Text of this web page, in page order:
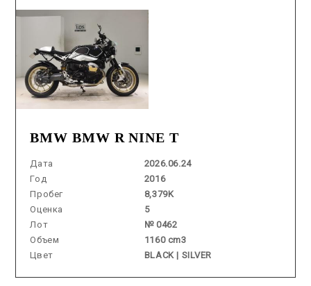
BMW BMW R NINE T
Дата
2026.06.24
Год
2016
Пробег
8,379K
Оценка
5
Лот
№ 0462
Объем
1160 cm3
Цвет
BLACK | SILVER